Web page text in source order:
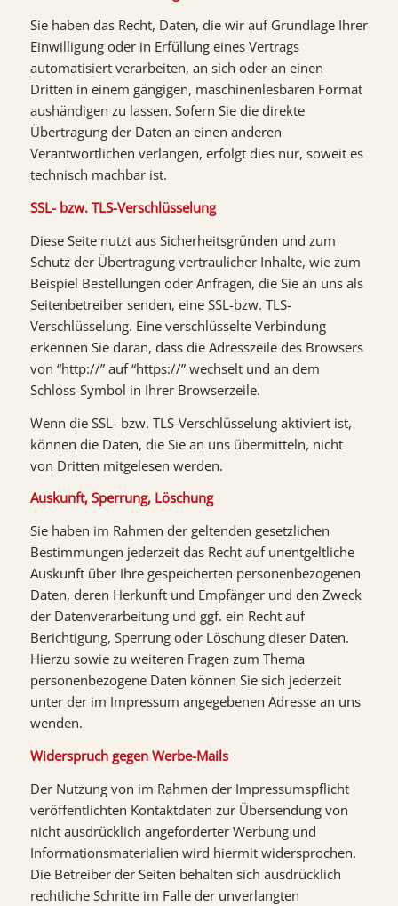
Sie haben das Recht, Daten, die wir auf Grundlage Ihrer
Einwilligung oder in Erfüllung eines Vertrags
automatisiert verarbeiten, an sich oder an einen
Dritten in einem gängigen, maschinenlesbaren Format
aushändigen zu lassen. Sofern Sie die direkte
Übertragung der Daten an einen anderen
Verantwortlichen verlangen, erfolgt dies nur, soweit es
technisch machbar ist.
SSL- bzw. TLS-Verschlüsselung
Diese Seite nutzt aus Sicherheitsgründen und zum
Schutz der Übertragung vertraulicher Inhalte, wie zum
Beispiel Bestellungen oder Anfragen, die Sie an uns als
Seitenbetreiber senden, eine SSL-bzw. TLS-
Verschlüsselung. Eine verschlüsselte Verbindung
erkennen Sie daran, dass die Adresszeile des Browsers
von “http://” auf “https://” wechselt und an dem
Schloss-Symbol in Ihrer Browserzeile.
Wenn die SSL- bzw. TLS-Verschlüsselung aktiviert ist,
können die Daten, die Sie an uns übermitteln, nicht
von Dritten mitgelesen werden.
Auskunft, Sperrung, Löschung
Sie haben im Rahmen der geltenden gesetzlichen
Bestimmungen jederzeit das Recht auf unentgeltliche
Auskunft über Ihre gespeicherten personenbezogenen
Daten, deren Herkunft und Empfänger und den Zweck
der Datenverarbeitung und ggf. ein Recht auf
Berichtigung, Sperrung oder Löschung dieser Daten.
Hierzu sowie zu weiteren Fragen zum Thema
personenbezogene Daten können Sie sich jederzeit
unter der im Impressum angegebenen Adresse an uns
wenden.
Widerspruch gegen Werbe-Mails
Der Nutzung von im Rahmen der Impressumspflicht
veröffentlichten Kontaktdaten zur Übersendung von
nicht ausdrücklich angeforderter Werbung und
Informationsmaterialien wird hiermit widersprochen.
Die Betreiber der Seiten behalten sich ausdrücklich
rechtliche Schritte im Falle der unverlangten